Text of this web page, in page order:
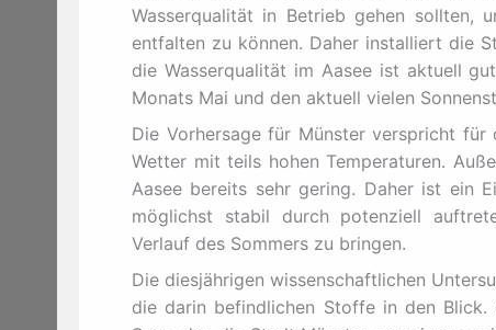
Wasserqualität in Betrieb gehen sollten,
entfalten zu können. Daher installiert die
die Wasserqualität im Aasee ist aktuell
Monats Mai und den aktuell vielen
Die Vorhersage für Münster verspricht
Wetter mit teils hohen Temperaturen.
Aasee bereits sehr gering. Daher ist ein
möglichst stabil durch potenziell
Verlauf des Sommers zu bringen.
Die diesjährigen wissenschaftlichen
die darin befindlichen Stoffe in den